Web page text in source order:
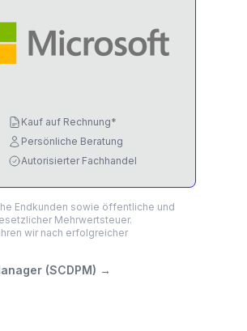
Kauf auf Rechnung*
Persönliche Beratung
Autorisierter Fachhandel
Endkunden sowie öffentliche und
Mehrwertsteuer.
wir nach erfolgreicher
(SCDPM) →